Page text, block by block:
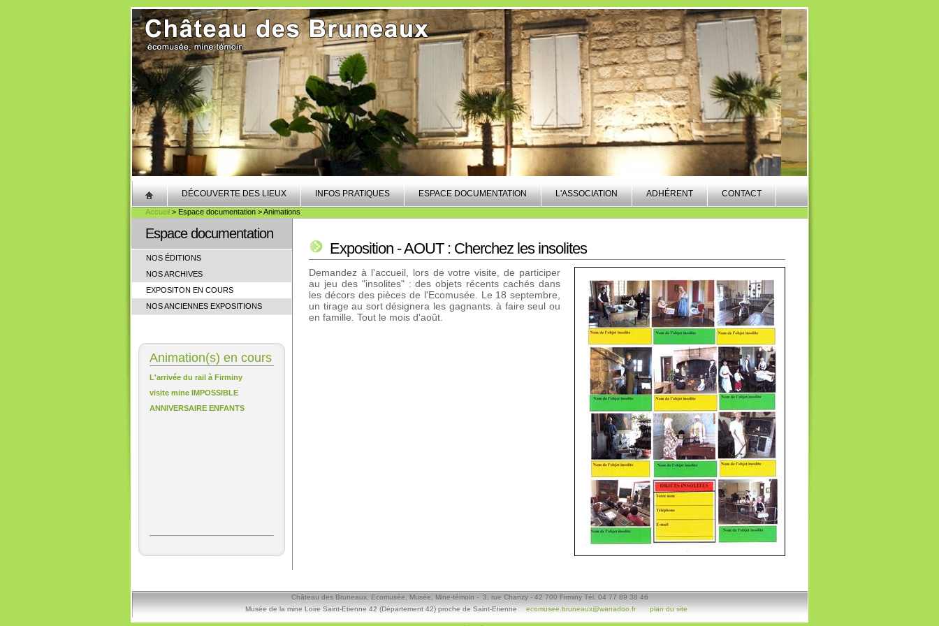
DÉCOUVERTE DES LIEUX INFOS PRATIQUES ESPACE DOCUMENTATION L'ASSOCIATION ADHÉRENT CONTACT
Accueil > Espace documentation > Animations
Espace documentation
NOS ÉDITIONS
NOS ARCHIVES
EXPOSITON EN COURS
NOS ANCIENNES EXPOSITIONS
Animation(s) en cours
L'arrivée du rail à Firminy
visite mine IMPOSSIBLE
ANNIVERSAIRE ENFANTS
Exposition - AOUT : Cherchez les insolites
Demandez à l'accueil, lors de votre visite, de participer
au jeu des "insolites" : des objets récents cachés dans
les décors des pièces de l'Ecomusée. Le 18 septembre,
un tirage au sort désignera les gagnants. à faire seul ou
en famille. Tout le mois d'août.
Château des Bruneaux, Ecomusée, Musée, Mine-témoin - 3, rue Chanzy - 42 700 Firminy Tél. 04 77 89 38 46
Musée de la mine Loire Saint-Etienne 42 (Département 42) proche de Saint-Etienne
ecomusee.bruneaux@wanadoo.fr plan du site